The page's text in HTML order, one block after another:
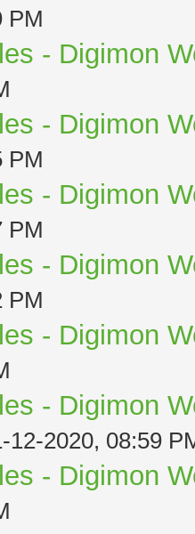
PM
- Digimon
- Digimon
PM
- Digimon
PM
- Digimon
PM
- Digimon
- Digimon
12-2020, 08:59
- Digimon